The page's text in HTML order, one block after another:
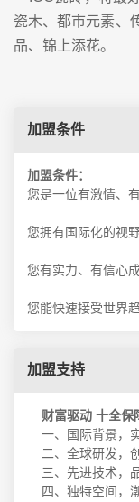
瓷木、都市元素、
品、锦上添花。
加盟条件
加盟条件：
您是一位有激情、
您拥有国际化的视
您有实力、有信心
您能快速接受世界
加盟支持
财富驱动 十全保
一、国际背景，实
二、全球研发，创
三、先进技术，
四、独特空间，潮